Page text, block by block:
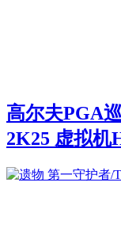
高尔夫PGA
2K25 虚拟机